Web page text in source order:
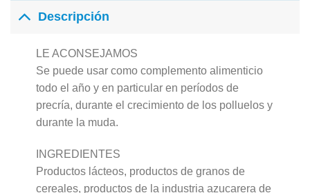
Descripción
LE ACONSEJAMOS
Se puede usar como complemento alimenticio
todo el año y en particular en períodos de
precría, durante el crecimiento de los polluelos y
durante la muda.
INGREDIENTES
Productos lácteos, productos de granos de
cereales, productos de la industria azucarera de